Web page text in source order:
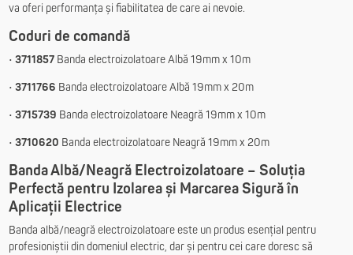
va oferi performanța și fiabilitatea de care ai nevoie.
Coduri de comandă
• 3711857Banda electroizolatoare Albă 19mm x 10m
• 3711766 Banda electroizolatoare Albă 19mm x 20m
• 3715739 Banda electroizolatoare Neagră 19mm x 10m
• 3710620 Banda electroizolatoare Neagră 19mm x 20m
Banda Albă/Neagră Electroizolatoare – Soluția
Perfectă pentru Izolarea și Marcarea Sigură în
Aplicații Electrice
Banda albă/neagră electroizolatoare este un produs esențial pentru
profesioniștii din domeniul electric, dar și pentru cei care doresc să